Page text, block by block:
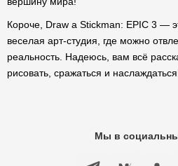
Короче, Draw a Stickman: EPIC 3 —
веселая арт-студия, где можно
реальность. Надеюсь, вам всё
рисовать, сражаться и
Мы в